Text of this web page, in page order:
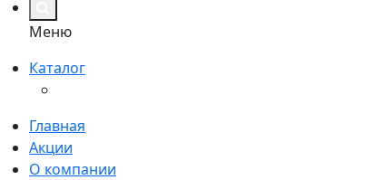
Меню
Каталог
Главная
Акции
О компании